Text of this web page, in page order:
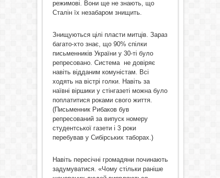
режимові. Вони ще не знають, що
Сталін їх незабаром знищить.
Знищуються цілі пласти митців. Зараз
багато-хто знає, що 90% спілки
письменників України у 30-ті було
репресовано. Система не довіряє
навіть відданим комуністам. Всі
ходять на вістрі голки. Навіть за
наївні віршики у стінгазеті можна було
поплатитися роками свого життя.
(Письменник Рибаков був
репресований за випуск номеру
студентської газети і 3 роки
перебував у Сибірських таборах.)
Навіть пересічні громадяни починають
задумуватися. «Чому стільки раніше